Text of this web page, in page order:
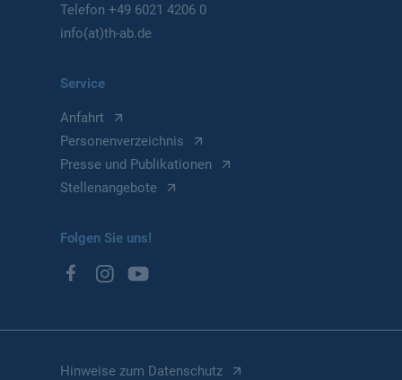
Telefon+49 6021 4206 0
info(at)th-ab.de
Service
Anfahrt
Personenverzeichnis
Presse und Publikationen
Stellenangebote
Folgen Sie uns!
Hinweise zum Datenschutz